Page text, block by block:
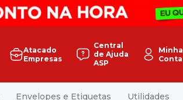
Atacado
Empresas
Central
de Ajuda
ASP
Minha
Conta
Envelopes e Etiquetas Utilidades